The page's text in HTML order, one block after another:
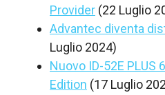
Provider (22 Luglio
Advantec diventa
Luglio 2024)
Nuovo ID-52E PLUS
Edition (17 Luglio